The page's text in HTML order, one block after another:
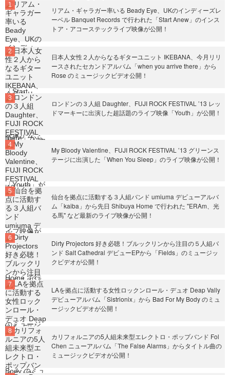
リアム・ギャラガー率いる Beady Eye、UKのインディーズレ
ーベル Banquet Records で行われた「Start Anew」のインス
トア・アコーステックライブ映像が公開！
日本人女性２人からなるギターユニット IKEBANA、今月リリ
ースされたセカンドアルバム「when you arrive there」から
Rose のミュージックビデオ公開！
ロンドンの３人組 Daughter、FUJI ROCK FESTIVAL ’13 レッ
ドマーキーに出演した超話題のライブ映像「Youth」が公開！
My Bloody Valentine、FUJI ROCK FESTIVAL ’13 グリーンス
テージに出演した「When You Sleep」のライブ映像が公開！
仙台を拠点に活動する３人組バンド umiuma デビューアルバ
ム「kaiba」から先日 Shibuya Home で行われた "ERAm、光
る馬" など最新のライブ映像が公開！
Dirty Projectors 好き必聴！ブルックリンから注目の５人組バ
ンド Salt Cathedral デビューEPから「Fields」のミュージッ
クビデオが公開！
LAを拠点に活動する女性ロックンロール・デュオ Deap Vally
デビューアルバム「Sistrionix」から Bad For My Body のミュ
ージックビデオが公開！
カリフォルニアの5人組未来型エレクトロ・ポップバンド Fol
Chen ニューアルバム「The False Alarms」からタイトル曲の
ミュージックビデオが公開！